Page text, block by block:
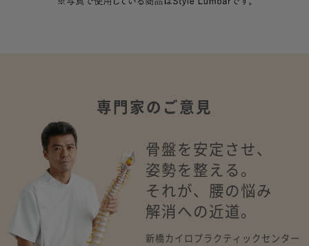
専門家のご意見
骨盤を安定させ、
姿勢を整える。
それが、腰の悩み
解消への近道。
新橋カイロプラクティックセンター